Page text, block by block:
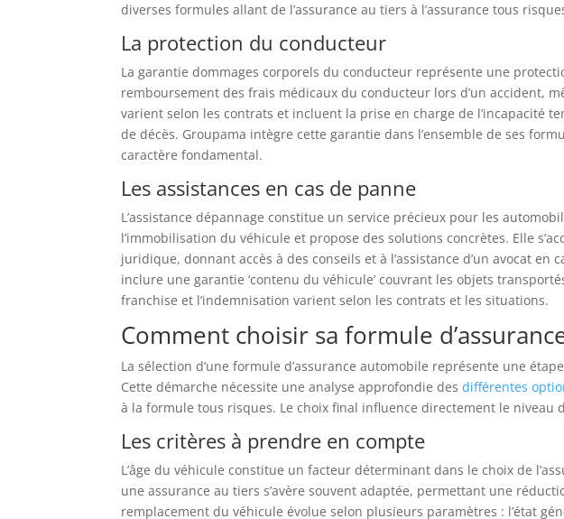
diverses formules allant de l’assurance au tiers à l’assurance tous
La protection du conducteur
La garantie dommages corporels du conducteur représente une
remboursement des frais médicaux du conducteur lors d’un accident,
varient selon les contrats et incluent la prise en charge de l’incapacité
de décès. Groupama intègre cette garantie dans l’ensemble de ses
caractère fondamental.
Les assistances en cas de panne
L’assistance dépannage constitue un service précieux pour les
l’immobilisation du véhicule et propose des solutions concrètes. Elle
juridique, donnant accès à des conseils et à l’assistance d’un avocat en
inclure une garantie ‘contenu du véhicule’ couvrant les objets
franchise et l’indemnisation varient selon les contrats et les situations.
Comment choisir sa formule
La sélection d’une formule d’assurance automobile représente une
Cette démarche nécessite une analyse approfondie desdifférentes
à la formule tous risques. Le choix final influence directement le niveau
Les critères à prendre en compte
L’âge du véhicule constitue un facteur déterminant dans le choix de
une assurance au tiers s’avère souvent adaptée, permettant une
remplacement du véhicule évolue selon plusieurs paramètres : l’état